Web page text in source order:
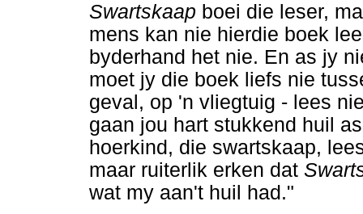
Swartskaap boei die leser,
mens kan nie hierdie boek
byderhand het nie. En as jy
moet jy die boek liefs nie
geval, op 'n vliegtuig - lees
gaan jou hart stukkend huil
hoerkind, die swartskaap,
maar ruiterlik erken dat
wat my aan't huil had."